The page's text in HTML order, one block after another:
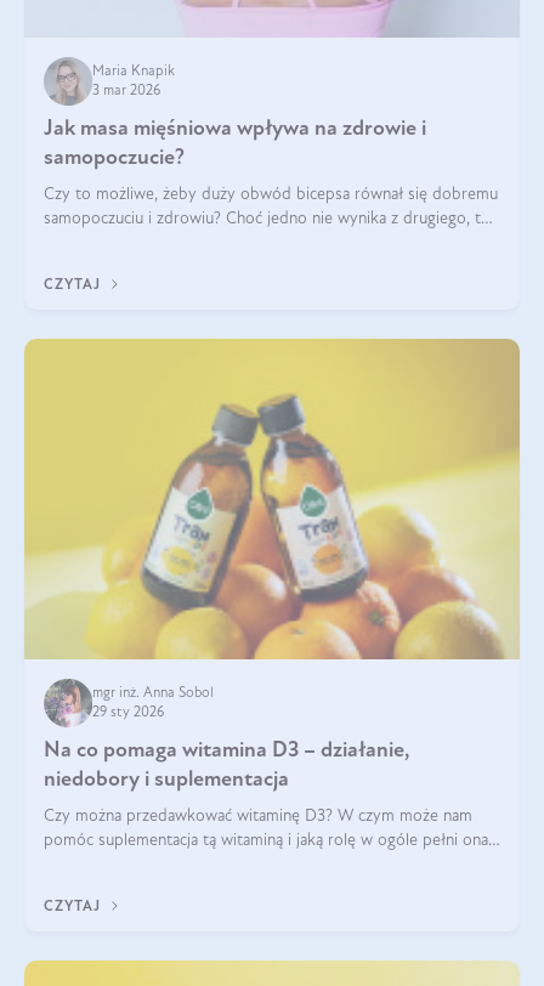
Maria Knapik
3 mar 2026
Jak masa mięśniowa wpływa na zdrowie i
samopoczucie?
Czy to możliwe, żeby duży obwód bicepsa równał się dobremu
samopoczuciu i zdrowiu? Choć jedno nie wynika z drugiego, to
wyjaśnimy.
CZYTAJ
mgr inż. Anna Sobol
29 sty 2026
Na co pomaga witamina D3 – działanie,
niedobory i suplementacja
Czy można przedawkować witaminę D3? W czym może nam
pomóc suplementacja tą witaminą i jaką rolę w ogóle pełni ona
robić?
CZYTAJ